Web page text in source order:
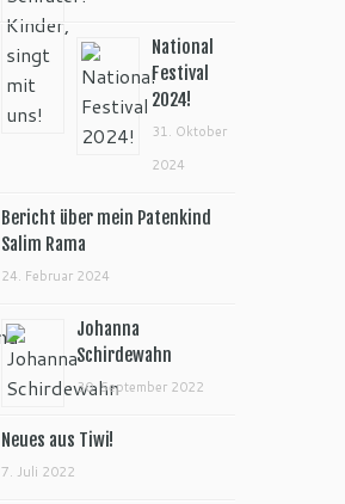
National
Festival
2024!
31. Oktober
2024
Bericht über mein Patenkind
Salim Rama
24. Februar 2024
Johanna
Schirdewahn
30. September 2022
Neues aus Tiwi!
7. Juli 2022